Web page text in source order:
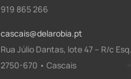
919 865 266
cascais@delarobia.pt
Rua Júlio Dantas, lote 47 – R/c Esq.
2750-670 • Cascais